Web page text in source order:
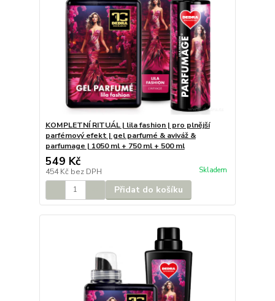
KOMPLETNÍ RITUÁL | lila fashion | pro plnější
parfémový efekt | gel parfumé & aviváž &
parfumage | 1050 ml + 750 ml + 500 ml
549 Kč
454 Kč bez DPH Skladem
Přidat do košíku